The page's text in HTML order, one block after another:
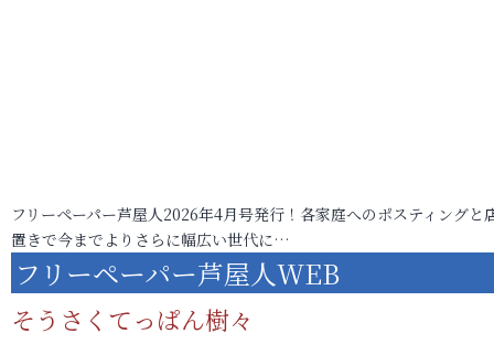
フリーペーパー芦屋人2026年4月号発行！各家庭へのポスティングと
置きで今までよりさらに幅広い世代に…
フリーペーパー芦屋人WEB
そうさくてっぱん樹々